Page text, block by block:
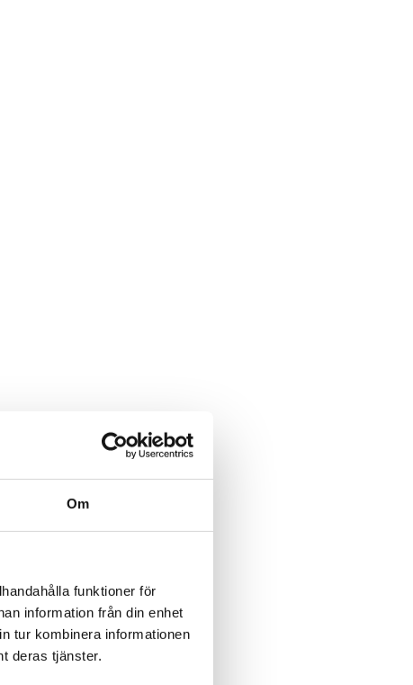
Om
funktioner för
information från din enhet
tur kombinera informationen
deras tjänster.